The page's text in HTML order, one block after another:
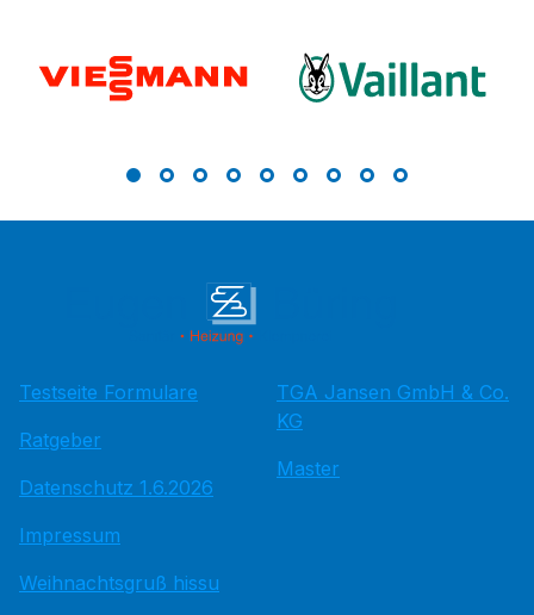
Testseite Formulare
Ratgeber
Datenschutz 1.6.2026
Impressum
Weihnachtsgruß hissu
TGA Jansen GmbH & Co.
KG
Master